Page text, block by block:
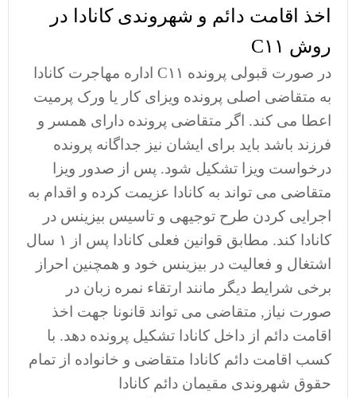
اخذ اقامت دائم و شهروندی کانادا در
روش C۱۱
در صورت قبولی پرونده C۱۱ اداره مهاجرت کانادا
به متقاضی اصلی پرونده ویزای کار یا ورک پرمیت
اعطا می کند. اگر متقاضی پرونده دارای همسر و
فرزند باشد باید برای ایشان نیز جداگانه پرونده
درخواست ویزا تشکیل شود. پس از صدور ویزا
متقاضی می تواند به کانادا عزیمت کرده و اقدام به
اجرایی کردن طرح توجیهی و تاسیس بیزینس در
کانادا کند. مطابق قوانین فعلی کانادا پس از ۱ سال
اشتغال و فعالیت در بیزینس خود و همچنین احراز
برخی شرایط دیگر مانند ارتقاء نمره زبان در
صورت نیاز, متقاضی می تواند قانونا جهت اخذ
اقامت دائم از داخل کانادا تشکیل پرونده دهد. با
کسب اقامت دائم کانادا متقاضی و خانواده از تمام
حقوق شهروندی مقیمان دائم کانادا